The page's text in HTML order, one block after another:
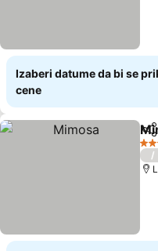
Izaberi datume da bi se
cene
4
/